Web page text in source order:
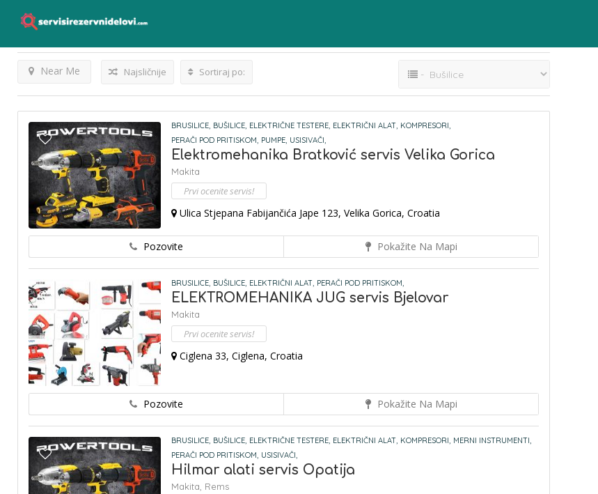
Rezultati ZaBušiliceListings
Near Me Najsličnije Sortiraj po:
BRUSILICE, BUŠILICE, ELEKTRIČNE TESTERE, ELEKTRIČNI ALAT, KOMPRESORI,
PERAČI POD PRITISKOM, PUMPE, USISIVAČI,
Elektromehanika Bratković servis Velika Gorica
Makita
Prvi ocenite servis!
Ulica Stjepana Fabijančića Jape 123, Velika Gorica, Croatia
Pozovite Pokažite Na Mapi
BRUSILICE, BUŠILICE, ELEKTRIČNI ALAT, PERAČI POD PRITISKOM,
ELEKTROMEHANIKA JUG servis Bjelovar
Makita
Prvi ocenite servis!
Ciglena 33, Ciglena, Croatia
Pozovite Pokažite Na Mapi
BRUSILICE, BUŠILICE, ELEKTRIČNE TESTERE, ELEKTRIČNI ALAT, KOMPRESORI, MERNI INSTRUMENTI,
PERAČI POD PRITISKOM, USISIVAČI,
Hilmar alati servis Opatija
Makita, Rems